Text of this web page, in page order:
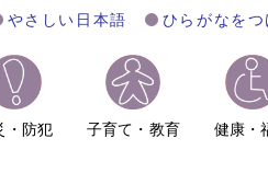
やさしい日本語 ひらがなをつ
・防犯 子育て・教育 健康・